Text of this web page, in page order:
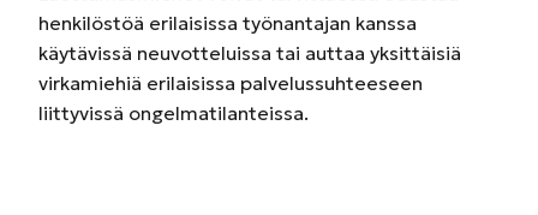
henkilöstöä erilaisissa työnantajan kanssa
käytävissä neuvotteluissa tai auttaa yksittäisiä
virkamiehiä erilaisissa palvelussuhteeseen
liittyvissä ongelmatilanteissa.